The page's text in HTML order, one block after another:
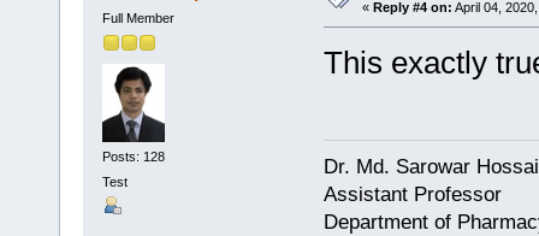
Full Member
Posts: 128
Test
« Reply #4 on: April 04,
This exactly
Dr. Md. Sarowar
Assistant Professor
Department of